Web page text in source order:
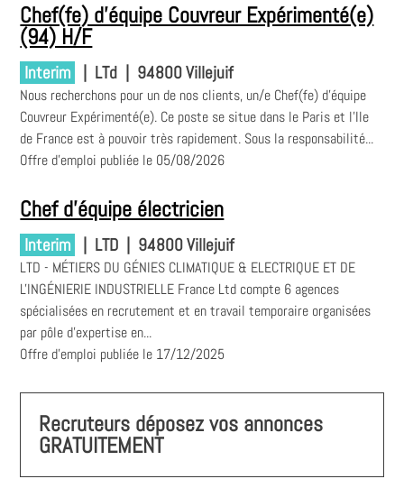
Chef(fe) d'équipe Couvreur Expérimenté(e)
(94) H/F
Interim | LTd | 94800 Villejuif
Nous recherchons pour un de nos clients, un/e Chef(fe) d'équipe
Couvreur Expérimenté(e). Ce poste se situe dans le Paris et l'Ile
de France est à pouvoir très rapidement. Sous la responsabilité...
Offre d'emploi publiée le 05/08/2026
Chef d'équipe électricien
Interim | LTD | 94800 Villejuif
LTD - MÉTIERS DU GÉNIES CLIMATIQUE & ELECTRIQUE ET DE
L'INGÉNIERIE INDUSTRIELLE France Ltd compte 6 agences
spécialisées en recrutement et en travail temporaire organisées
par pôle d'expertise en...
Offre d'emploi publiée le 17/12/2025
Recruteurs déposez vos annonces
GRATUITEMENT